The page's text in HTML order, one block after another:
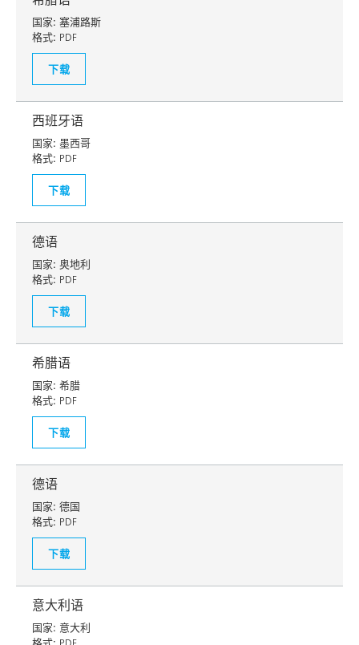
国家: 塞浦路斯
格式: PDF
下载
西班牙语
国家: 墨西哥
格式: PDF
下载
德语
国家: 奥地利
格式: PDF
下载
希腊语
国家: 希腊
格式: PDF
下载
德语
国家: 德国
格式: PDF
下载
意大利语
国家: 意大利